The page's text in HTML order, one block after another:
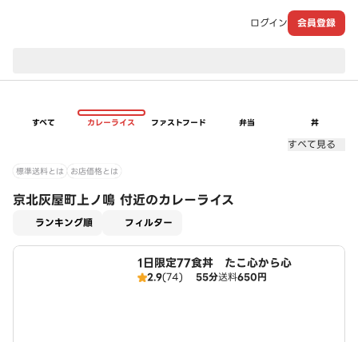
ログイン 会員登録
すべて カレーライス ファストフード 弁当 丼
すべて見る
標準送料とは お店価格とは
京北灰屋町上ノ鳴 付近のカレーライス
ランキング順 フィルター
1日限定77食丼 たこ心から心
2.9(74) 55分送料650円